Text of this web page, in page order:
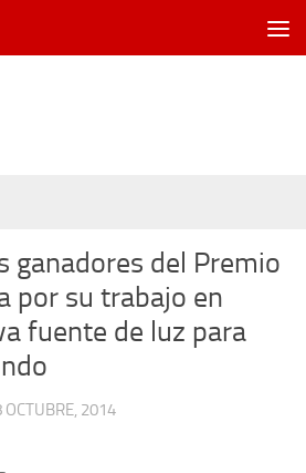
ganadores del Premio
por su trabajo en
fuente de luz para
OCTUBRE, 2014